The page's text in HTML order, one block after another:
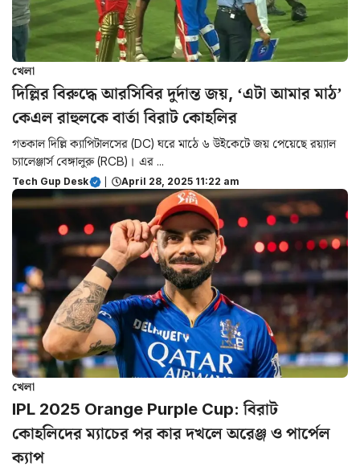
খেলা
দিল্লির বিরুদ্ধে আরসিবির দুর্দান্ত জয়, ‘এটা আমার মাঠ’
কেএল রাহুলকে বার্তা বিরাট কোহলির
গতকাল দিল্লি ক্যাপিটালসের (DC) ঘরে মাঠে ৬ উইকেটে জয় পেয়েছে রয়্যাল
চ্যালেঞ্জার্স বেঙ্গালুরু (RCB)। এর ...
Tech Gup Desk April 28, 2025 11:22 am
খেলা
IPL 2025 Orange Purple Cup: বিরাট
কোহলিদের ম্যাচের পর কার দখলে অরেঞ্জ ও পার্পেল
ক্যাপ